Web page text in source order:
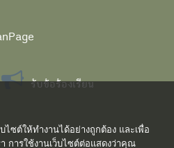
รับข้อร้องเรียน
ไซต์ให้ทำงานได้อย่างถูกต้อง และเพื่อ
า การใช้งานเว็บไซต์ต่อแสดงว่าคุณ